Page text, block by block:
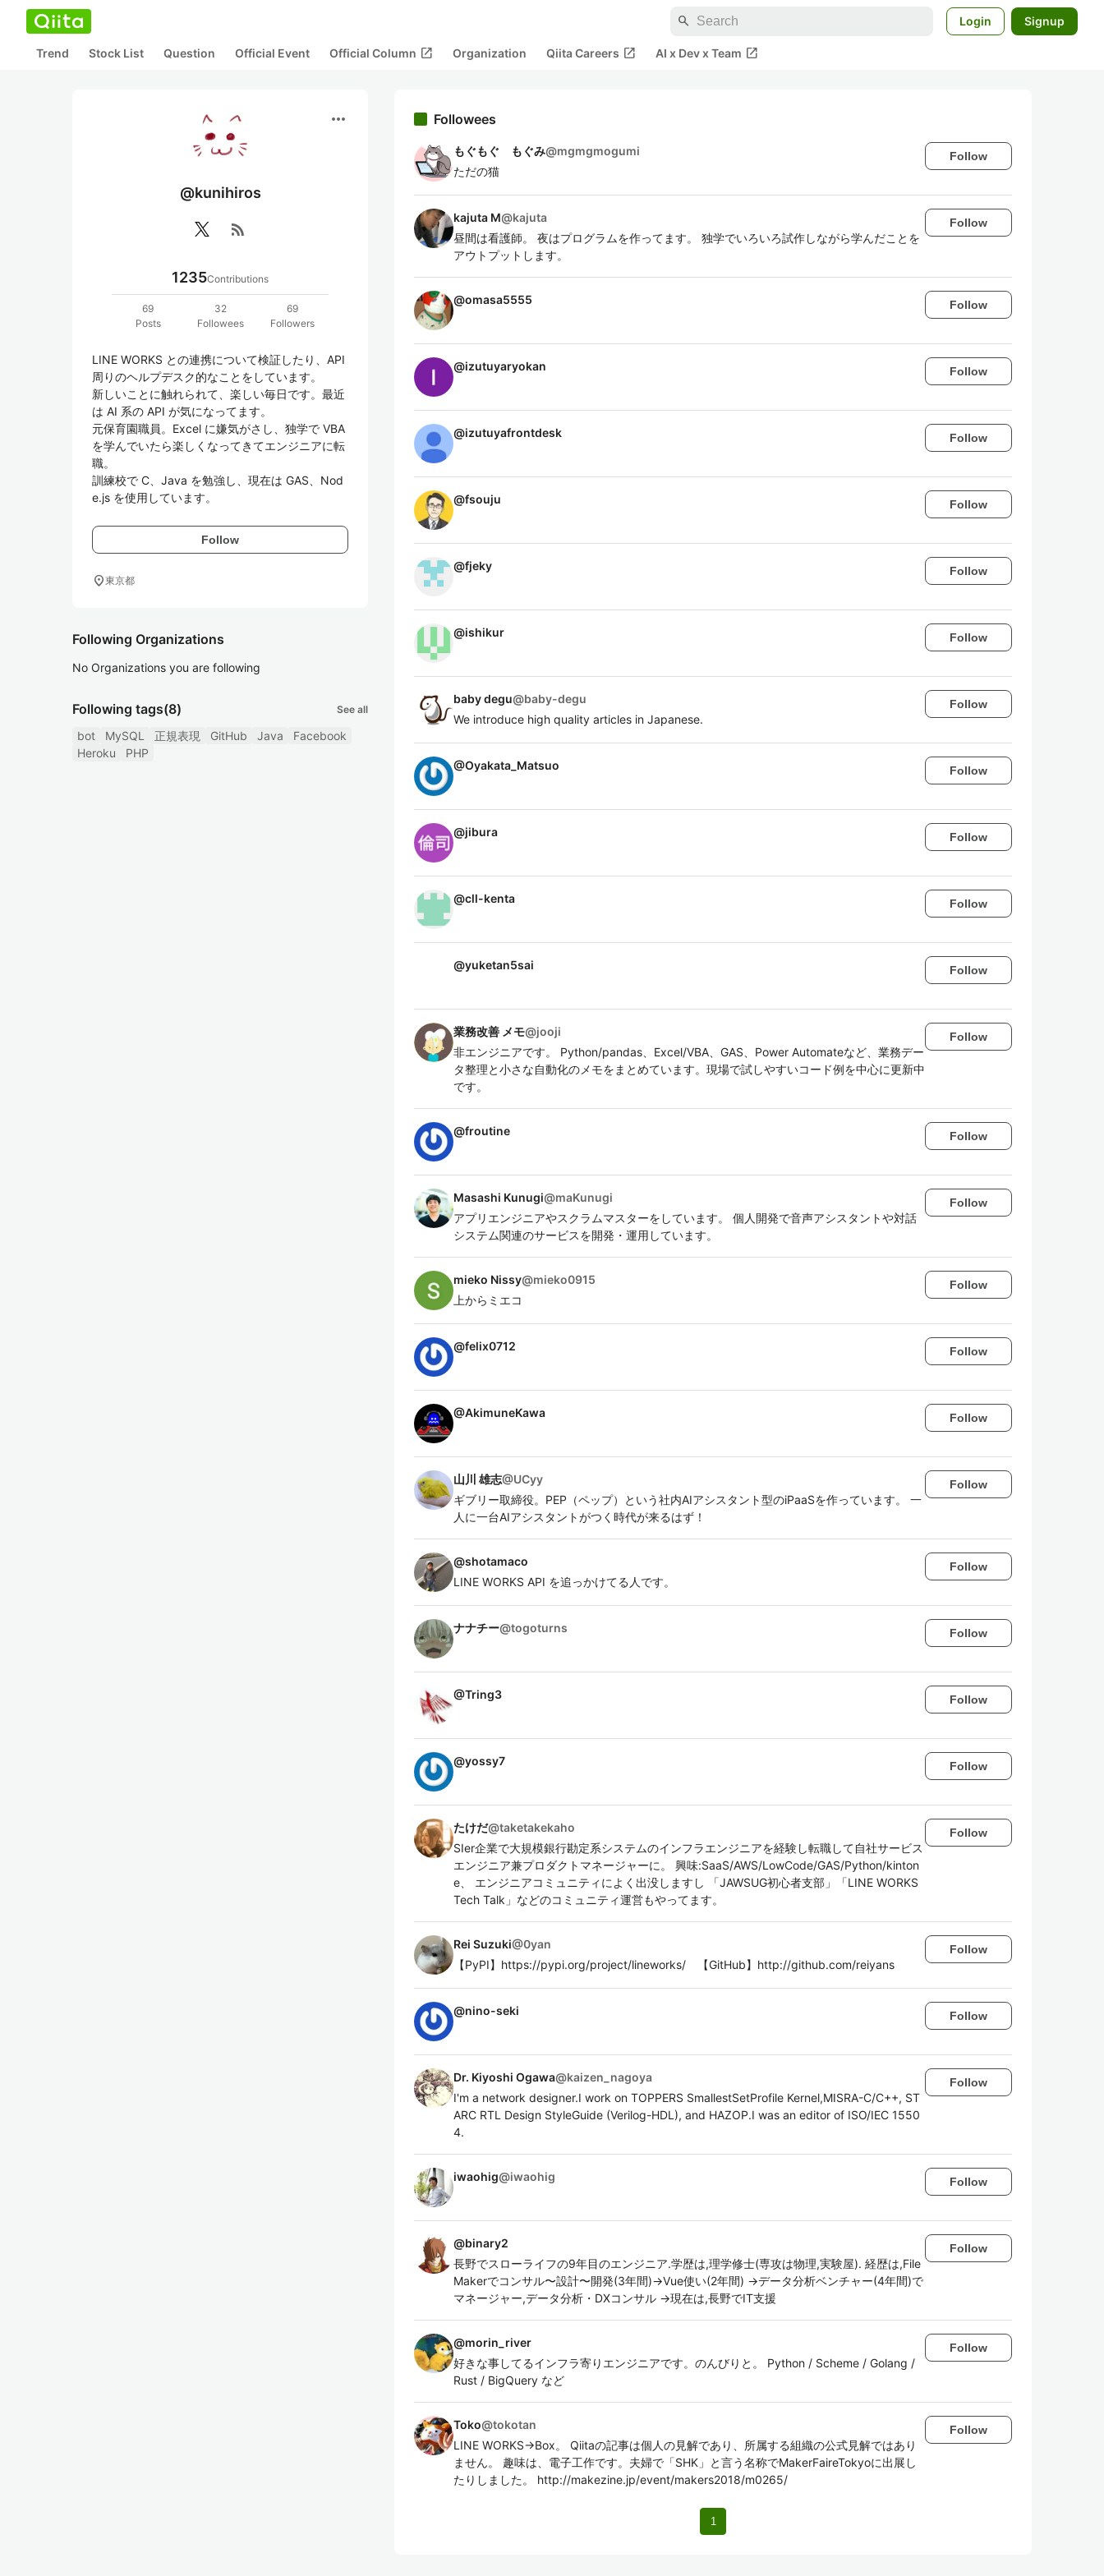
search Login Signup
Trend Stock List Question Official Event Official Column open_in_new Organization Qiita Careers open_in_new AI x Dev x Team open_in_new
more_horiz
@kunihiros
rss_feed
1235Contributions
69
Posts
32
Followees
69
Followers
LINE WORKS との連携について検証したり、API
周りのヘルプデスク的なことをしています。
新しいことに触れられて、楽しい毎日です。最近
は AI 系の API が気になってます。
元保育園職員。Excel に嫌気がさし、独学で VBA
を学んでいたら楽しくなってきてエンジニアに転
職。
訓練校で C、Java を勉強し、現在は GAS、Nod
e.js を使用しています。
Follow
location_on東京都
Following Organizations
No Organizations you are following
Following tags(8) See all
bot MySQL 正規表現 GitHub Java
Facebook
Heroku
PHP
Followees
もぐもぐ もぐみ@mgmgmogumi
ただの猫
Follow
kajuta M@kajuta
昼間は看護師。 夜はプログラムを作ってます。 独学でいろいろ試作しながら学んだことを
アウトプットします。
Follow
@omasa5555 Follow
@izutuyaryokan Follow
@izutuyafrontdesk Follow
@fsouju Follow
@fjeky Follow
@ishikur Follow
baby degu@baby-degu
We introduce high quality articles in Japanese.
Follow
@Oyakata_Matsuo Follow
@jibura Follow
@cll-kenta Follow
@yuketan5sai Follow
業務改善 メモ@jooji
非エンジニアです。 Python/pandas、Excel/VBA、GAS、Power Automateなど、業務デー
タ整理と小さな自動化のメモをまとめています。現場で試しやすいコード例を中心に更新中
です。
Follow
@froutine Follow
Masashi Kunugi@maKunugi
アプリエンジニアやスクラムマスターをしています。 個人開発で音声アシスタントや対話
システム関連のサービスを開発・運用しています。
Follow
mieko Nissy@mieko0915
上からミエコ
Follow
@felix0712 Follow
@AkimuneKawa Follow
山川 雄志@UCyy
ギブリー取締役。PEP（ペップ）という社内AIアシスタント型のiPaaSを作っています。 一
人に一台AIアシスタントがつく時代が来るはず！
Follow
@shotamaco
LINE WORKS API を追っかけてる人です。
Follow
ナナチー@togoturns Follow
@Tring3 Follow
@yossy7 Follow
たけだ@taketakekaho
SIer企業で大規模銀行勘定系システムのインフラエンジニアを経験し転職して自社サービス
エンジニア兼プロダクトマネージャーに。 興味:SaaS/AWS/LowCode/GAS/Python/kinton
e、 エンジニアコミュニティによく出没しますし 「JAWSUG初心者支部」「LINE WORKS
Tech Talk」などのコミュニティ運営もやってます。
Follow
Rei Suzuki@0yan
【PyPI】https://pypi.org/project/lineworks/ 【GitHub】http://github.com/reiyans
Follow
@nino-seki Follow
Dr. Kiyoshi Ogawa@kaizen_nagoya
I'm a network designer.I work on TOPPERS SmallestSetProfile Kernel,MISRA-C/C++, ST
ARC RTL Design StyleGuide (Verilog-HDL), and HAZOP.I was an editor of ISO/IEC 1550
4.
Follow
iwaohig@iwaohig Follow
@binary2
長野でスローライフの9年目のエンジニア.学歴は,理学修士(専攻は物理,実験屋). 経歴は,File
Makerでコンサル〜設計〜開発(3年間)→Vue使い(2年間) →データ分析ベンチャー(4年間)で
マネージャー,データ分析・DXコンサル →現在は,長野でIT支援
Follow
@morin_river
好きな事してるインフラ寄りエンジニアです。のんびりと。 Python / Scheme / Golang /
Rust / BigQuery など
Follow
Toko@tokotan
LINE WORKS→Box。 Qiitaの記事は個人の見解であり、所属する組織の公式見解ではあり
ません。 趣味は、電子工作です。夫婦で「SHK」と言う名称でMakerFaireTokyoに出展し
たりしました。 http://makezine.jp/event/makers2018/m0265/
Follow
1